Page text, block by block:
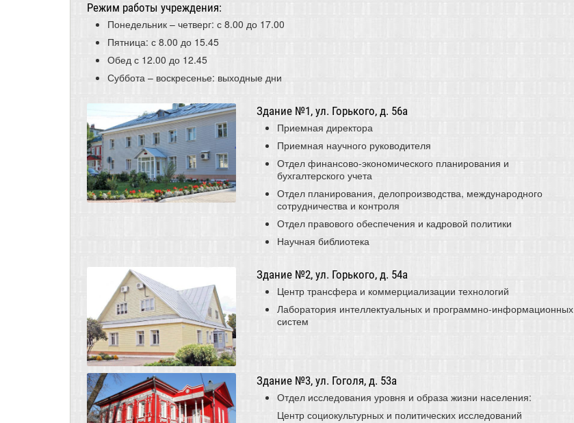
Режим работы учреждения:
Понедельник – четверг: с 8.00 до 17.00
Пятница: с 8.00 до 15.45
Обед с 12.00 до 12.45
Суббота – воскресенье: выходные дни
Здание №1, ул. Горького, д. 56а
Приемная директора
Приемная научного руководителя
Отдел финансово-экономического планирования и
бухгалтерского учета
Отдел планирования, делопроизводства, международного
сотрудничества и контроля
Отдел правового обеспечения и кадровой политики
Научная библиотека
Здание №2, ул. Горького, д. 54а
Центр трансфера и коммерциализации технологий
Лаборатория интеллектуальных и программно-информационных
систем
Здание №3, ул. Гоголя, д. 53а
Отдел исследования уровня и образа жизни населения:
Центр социокультурных и политических исследований